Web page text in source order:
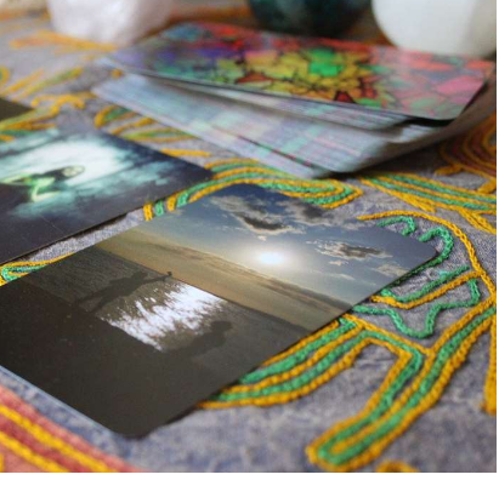
馬占い.com:石原玉乙(いしはらたまお先生】
は？
！